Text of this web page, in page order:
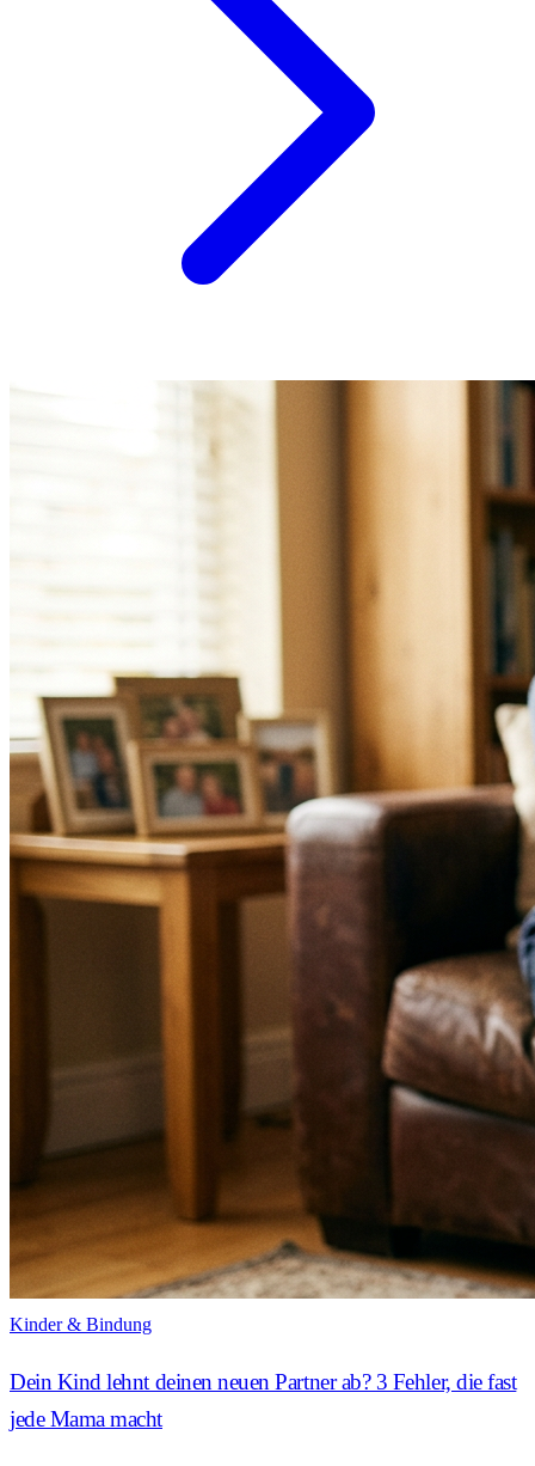
Kinder & Bindung
Dein Kind lehnt deinen neuen Partner ab? 3 Fehler, die fast
jede Mama macht